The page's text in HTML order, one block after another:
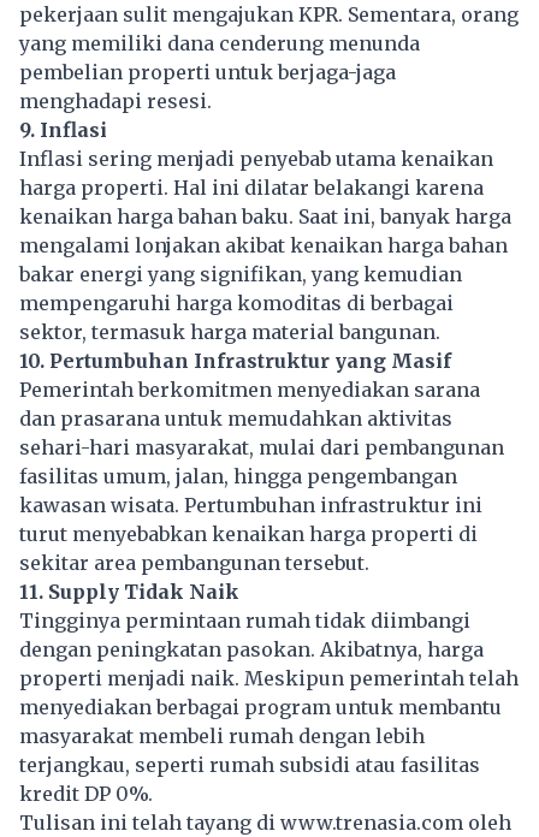
pekerjaan sulit mengajukan KPR. Sementara, orang
yang memiliki dana cenderung menunda
pembelian properti untuk berjaga-jaga
menghadapi resesi.
9. Inflasi
Inflasi sering menjadi penyebab utama kenaikan
harga properti. Hal ini dilatar belakangi karena
kenaikan harga bahan baku. Saat ini, banyak harga
mengalami lonjakan akibat kenaikan harga bahan
bakar energi yang signifikan, yang kemudian
mempengaruhi harga komoditas di berbagai
sektor, termasuk harga material bangunan.
10. Pertumbuhan Infrastruktur yang Masif
Pemerintah berkomitmen menyediakan sarana
dan prasarana untuk memudahkan aktivitas
sehari-hari masyarakat, mulai dari pembangunan
fasilitas umum, jalan, hingga pengembangan
kawasan wisata. Pertumbuhan infrastruktur ini
turut menyebabkan kenaikan harga properti di
sekitar area pembangunan tersebut.
11. Supply Tidak Naik
Tingginya permintaan rumah tidak diimbangi
dengan peningkatan pasokan. Akibatnya, harga
properti menjadi naik. Meskipun pemerintah telah
menyediakan berbagai program untuk membantu
masyarakat membeli rumah dengan lebih
terjangkau, seperti rumah subsidi atau fasilitas
kredit DP 0%.
Tulisan ini telah tayang di www.trenasia.com oleh